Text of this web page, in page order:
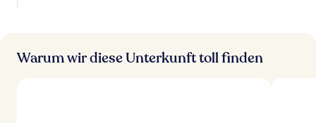
Warum wir diese Unterkunft toll finden